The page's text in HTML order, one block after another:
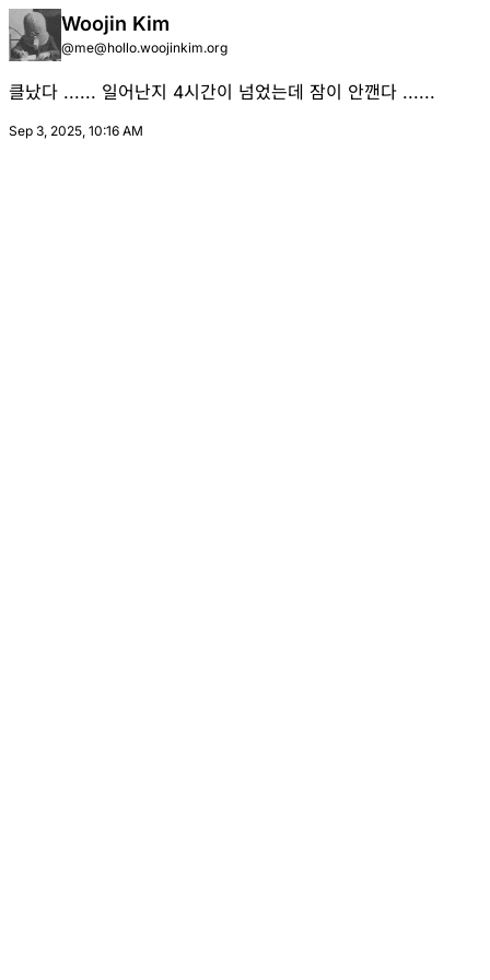
Woojin Kim
@me@hollo.woojinkim.org
클났다 ...... 일어난지 4시간이 넘었는데 잠이 안깬다 ......
Sep 3, 2025, 10:16 AM